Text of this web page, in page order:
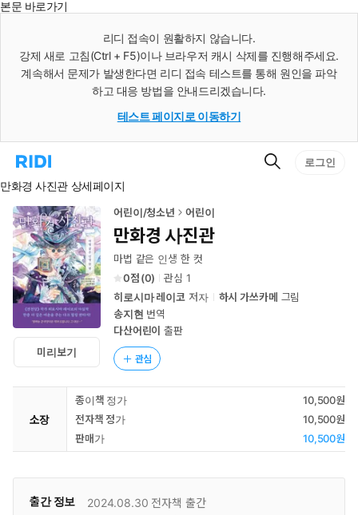
본문 바로가기
리디 접속이 원활하지 않습니다.
강제 새로 고침(Ctrl + F5)이나 브라우저 캐시 삭제를 진행해주세요.
계속해서 문제가 발생한다면 리디 접속 테스트를 통해 원인을 파악
하고 대응 방법을 안내드리겠습니다.
테스트 페이지로 이동하기
리
홈
로
이
동
검
로그인
만화경 사진관 상세페이지
미리보기
어린이/청소년 어린이
만화경 사진관
마법 같은 인생 한 컷
0
(0) 관심 1
히로시마 레이코저자 하시 가쓰카메 그림
송지현 번역
다산어린이 출판
관심
소장
종이책 정가
10,500원
전자책 정가
10,500원
판매가
10,500원
출간 정보 2024.08.30 전자책 출간